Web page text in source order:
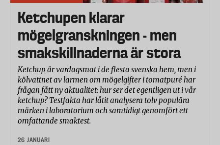
Ketchupen klarar
mögelgranskningen - men
smakskillnaderna är stora
Ketchup är vardagsmat i de flesta svenska hem, men i
kölvattnet av larmen om mögelgifter i tomatpuré har
frågan fått ny aktualitet: hur ser det egentligen ut i vår
ketchup? Testfakta har låtit analysera tolv populära
märken i laboratorium och samtidigt genomfört ett
omfattande smaktest.
26 JANUARI